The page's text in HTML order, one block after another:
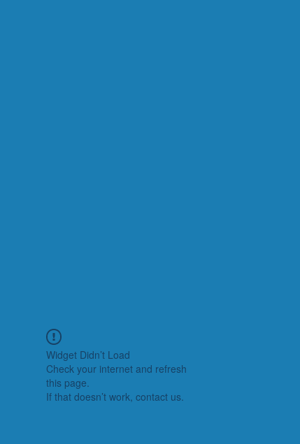
Widget Didn’t Load
Check your internet and refresh
this page.
If that doesn’t work, contact us.